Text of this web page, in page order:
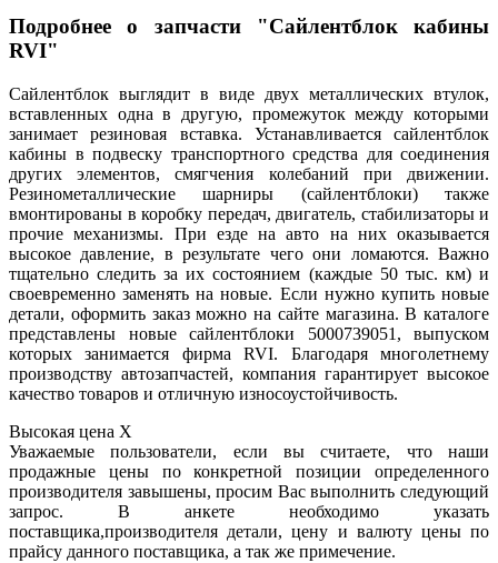
Подробнее о запчасти "Сайлентблок кабины
RVI"
Сайлентблок выглядит в виде двух металлических втулок,
вставленных одна в другую, промежуток между которыми
занимает резиновая вставка. Устанавливается сайлентблок
кабины в подвеску транспортного средства для соединения
других элементов, смягчения колебаний при движении.
Резинометаллические шарниры (сайлентблоки) также
вмонтированы в коробку передач, двигатель, стабилизаторы и
прочие механизмы. При езде на авто на них оказывается
высокое давление, в результате чего они ломаются. Важно
тщательно следить за их состоянием (каждые 50 тыс. км) и
своевременно заменять на новые. Если нужно купить новые
детали, оформить заказ можно на сайте магазина. В каталоге
представлены новые сайлентблоки 5000739051, выпуском
которых занимается фирма RVI. Благодаря многолетнему
производству автозапчастей, компания гарантирует высокое
качество товаров и отличную износоустойчивость.
Высокая цена X
Уважаемые пользователи, если вы считаете, что наши
продажные цены по конкретной позиции определенного
производителя завышены, просим Вас выполнить следующий
запрос. В анкете необходимо указать
поставщика,производителя детали, цену и валюту цены по
прайсу данного поставщика, а так же примечение.